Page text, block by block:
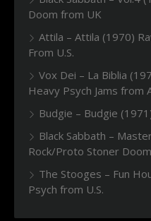
Doom from UK
Attila – Attila (1970)
From U.S.
Vox Dei – La Biblia
Heavy Psych Jams from
Budgie – Budgie
Black Sabbath –
Rock/Proto Stoner
The Stooges – Fun
Psych from U.S.